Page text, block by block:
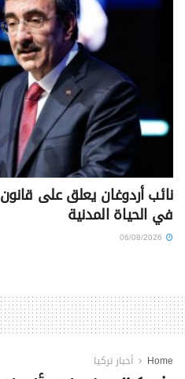
نائب أردوغان يعلق على
في الحياة المدنية
Home أخبار تركيا